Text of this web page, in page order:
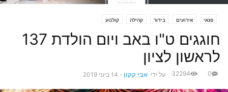
פנאי אירועים בידור קהילה קולנוע
חוגגים ט"ו באב ויום הולדת 137
לראשון לציון
על ידי אבי קקון - 14 ביוני 2019 0
32294